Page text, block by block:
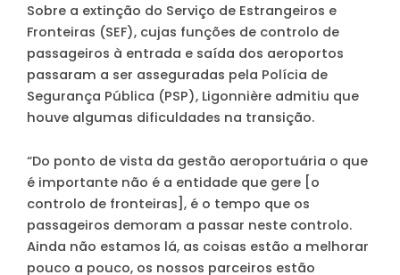
Sobre a extinção do Serviço de Estrangeiros e
Fronteiras (SEF), cujas funções de controlo de
passageiros à entrada e saída dos aeroportos
passaram a ser asseguradas pela Polícia de
Segurança Pública (PSP), Ligonnière admitiu que
houve algumas dificuldades na transição.
“Do ponto de vista da gestão aeroportuária o que
é importante não é a entidade que gere [o
controlo de fronteiras], é o tempo que os
passageiros demoram a passar neste controlo.
Ainda não estamos lá, as coisas estão a melhorar
pouco a pouco, os nossos parceiros estão